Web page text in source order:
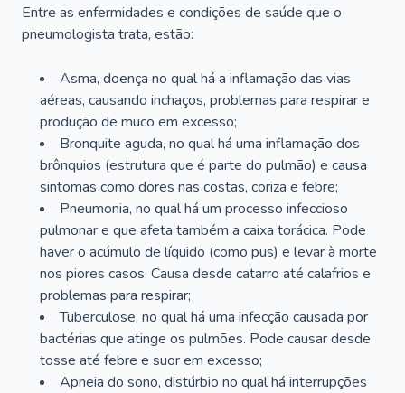
Entre as enfermidades e condições de saúde que o
pneumologista trata, estão:
Asma, doença no qual há a inflamação das vias
aéreas, causando inchaços, problemas para respirar e
produção de muco em excesso;
Bronquite aguda, no qual há uma inflamação dos
brônquios (estrutura que é parte do pulmão) e causa
sintomas como dores nas costas, coriza e febre;
Pneumonia, no qual há um processo infeccioso
pulmonar e que afeta também a caixa torácica. Pode
haver o acúmulo de líquido (como pus) e levar à morte
nos piores casos. Causa desde catarro até calafrios e
problemas para respirar;
Tuberculose, no qual há uma infecção causada por
bactérias que atinge os pulmões. Pode causar desde
tosse até febre e suor em excesso;
Apneia do sono, distúrbio no qual há interrupções